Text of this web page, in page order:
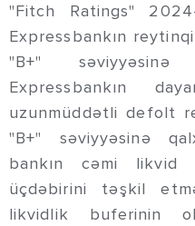
"Fitch Ratings"
Expressbankın
"B+" səviyyəsinə
Expressbankın
uzunmüddətli defolt
"B+" səviyyəsinə
bankın cəmi likvid
üçdəbirini təşkil
likvidlik buferinin